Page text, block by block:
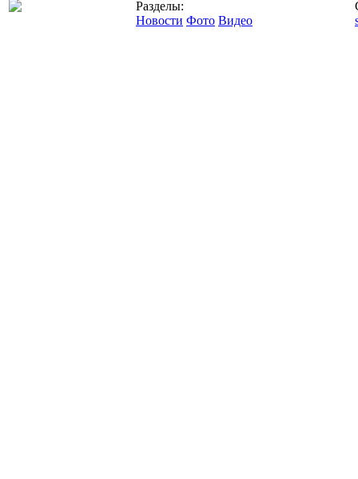
Разделы:
Новости Фото Видео